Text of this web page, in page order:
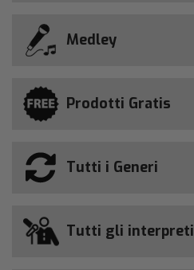
Medley
Prodotti Gratis
Tutti i Generi
Tutti gli interpreti